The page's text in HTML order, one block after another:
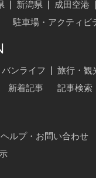
新潟県 成田空港
駐車場・アクティビ
バンライフ 旅行・観
新着記事 記事検索
ヘルプ・お問い合わせ